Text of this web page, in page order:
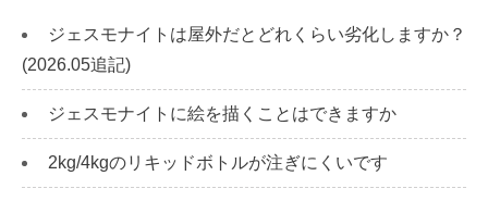
ジェスモナイトは屋外だとどれくらい劣化しますか？
(2026.05追記)
ジェスモナイトに絵を描くことはできますか
2kg/4kgのリキッドボトルが注ぎにくいです